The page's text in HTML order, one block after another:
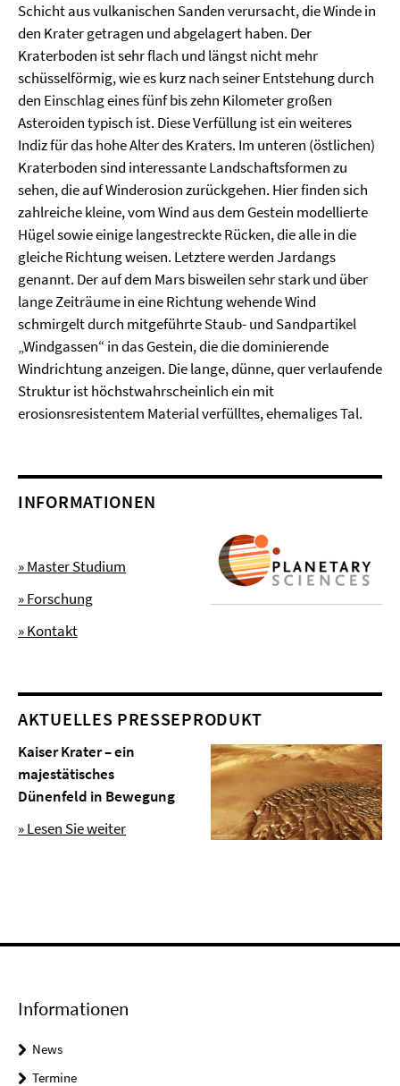
Schicht aus vulkanischen Sanden verursacht, die Winde in
den Krater getragen und abgelagert haben. Der
Kraterboden ist sehr flach und längst nicht mehr
schüsselförmig, wie es kurz nach seiner Entstehung durch
den Einschlag eines fünf bis zehn Kilometer großen
Asteroiden typisch ist. Diese Verfüllung ist ein weiteres
Indiz für das hohe Alter des Kraters. Im unteren (östlichen)
Kraterboden sind interessante Landschaftsformen zu
sehen, die auf Winderosion zurückgehen. Hier finden sich
zahlreiche kleine, vom Wind aus dem Gestein modellierte
Hügel sowie einige langestreckte Rücken, die alle in die
gleiche Richtung weisen. Letztere werden Jardangs
genannt. Der auf dem Mars bisweilen sehr stark und über
lange Zeiträume in eine Richtung wehende Wind
schmirgelt durch mitgeführte Staub- und Sandpartikel
„Windgassen“ in das Gestein, die die dominierende
Windrichtung anzeigen. Die lange, dünne, quer verlaufende
Struktur ist höchstwahrscheinlich ein mit
erosionsresistentem Material verfülltes, ehemaliges Tal.
INFORMATIONEN
» Master Studium
» Forschung
» Kontakt
AKTUELLES PRESSEPRODUKT
Kaiser Krater – ein
majestätisches
Dünenfeld in Bewegung
» Lesen Sie weiter
Informationen
News
Termine